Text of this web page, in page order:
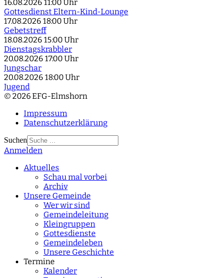
16.08.2026 11:00 Uhr
Gottesdienst Eltern-Kind-Lounge
17.08.2026 18:00 Uhr
Gebetstreff
18.08.2026 15:00 Uhr
Dienstagskrabbler
20.08.2026 17:00 Uhr
Jungschar
20.08.2026 18:00 Uhr
Jugend
© 2026 EFG-Elmshorn
Impressum
Datenschutzerklärung
Suchen
Type 2 or more
Anmelden
Aktuelles
Schau mal vorbei
Archiv
Unsere Gemeinde
Wer wir sind
Gemeindeleitung
Kleingruppen
Gottesdienste
Gemeindeleben
Unsere Geschichte
Termine
Kalender